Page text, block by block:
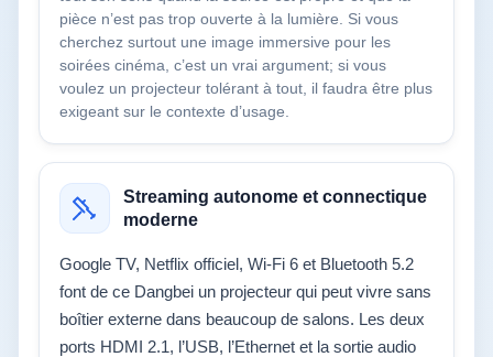
pièce n’est pas trop ouverte à la lumière. Si vous
cherchez surtout une image immersive pour les
soirées cinéma, c’est un vrai argument; si vous
voulez un projecteur tolérant à tout, il faudra être plus
exigeant sur le contexte d’usage.
Streaming autonome et connectique
moderne
Google TV, Netflix officiel, Wi‑Fi 6 et Bluetooth 5.2
font de ce Dangbei un projecteur qui peut vivre sans
boîtier externe dans beaucoup de salons. Les deux
ports HDMI 2.1, l’USB, l’Ethernet et la sortie audio